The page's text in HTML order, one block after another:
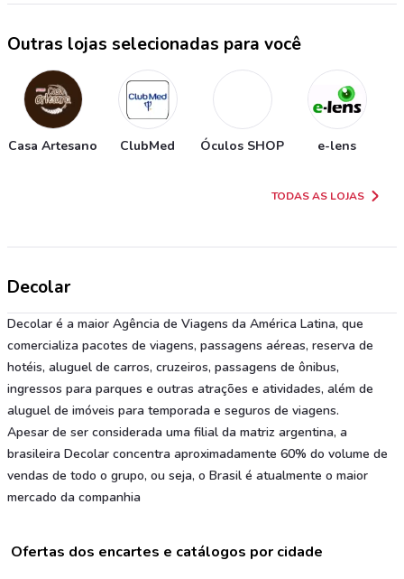
Outras lojas selecionadas para você
Casa Artesano ClubMed Óculos SHOP e-lens
TODAS AS LOJAS
Decolar
Decolar é a maior Agência de Viagens da América Latina, que
comercializa pacotes de viagens, passagens aéreas, reserva de
hotéis, aluguel de carros, cruzeiros, passagens de ônibus,
ingressos para parques e outras atrações e atividades, além de
aluguel de imóveis para temporada e seguros de viagens.
Apesar de ser considerada uma filial da matriz argentina, a
brasileira Decolar concentra aproximadamente 60% do volume de
vendas de todo o grupo, ou seja, o Brasil é atualmente o maior
mercado da companhia
Ofertas dos encartes e catálogos por cidade